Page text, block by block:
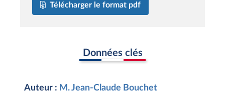
Télécharger le format pdf
Données clés
Auteur : M. Jean-Claude Bouchet